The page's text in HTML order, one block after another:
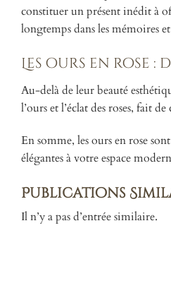
constituer un présent inédit à
longtemps dans les mémoires
Les ours en rose :
Au-delà de leur beauté
l’ours et l’éclat des roses, fait
En somme, les ours en rose
élégantes à votre espace
Publications
Il n’y a pas d’entrée similaire.